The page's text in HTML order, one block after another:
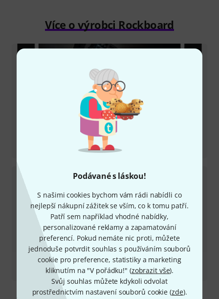
Podávané s láskou!
S našimi cookies bychom vám rádi nabídli co
nejlepší nákupní zážitek se vším, co k tomu patří.
Patří sem například vhodné nabídky,
personalizované reklamy a zapamatování
preferencí. Pokud nemáte nic proti, můžete
jednoduše potvrdit souhlas s používáním souborů
cookie pro preference, statistiky a marketing
kliknutím na "V pořádku!" (zobrazit vše).
Svůj souhlas můžete kdykoli odvolat
prostřednictvím nastavení souborů cookie (zde).
Více o výrobci Rockboard
DUO 2.1 B with Gig Bag
Recenze
QUAD 4.1 B with Gig Bag